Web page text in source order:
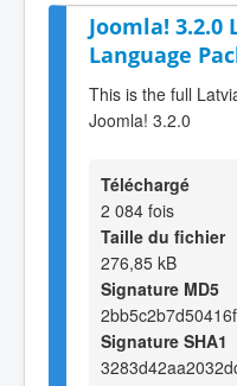
Joomla! 3.2.0
Language
This is the full
Joomla! 3.2.0
Téléchargé
2 084 fois
Taille du fichier
276,85 kB
Signature MD5
Signature SHA1